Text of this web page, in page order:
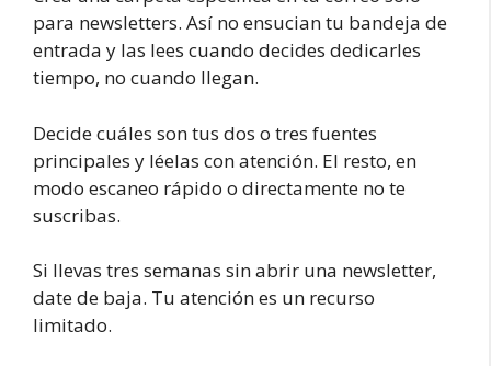
para newsletters. Así no ensucian tu bandeja de
entrada y las lees cuando decides dedicarles
tiempo, no cuando llegan.
Decide cuáles son tus dos o tres fuentes
principales y léelas con atención. El resto, en
modo escaneo rápido o directamente no te
suscribas.
Si llevas tres semanas sin abrir una newsletter,
date de baja. Tu atención es un recurso
limitado.